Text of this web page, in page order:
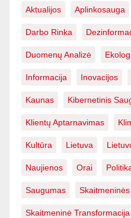
Aktualijos Aplinkosauga
Darbo Rinka
Duomenų Analizė
Informacija Inovacijos
Kaunas Kibernetinis
Klientų Aptarnavimas
Kultūra Lietuva
Naujienos Orai
Saugumas
Skaitmeninė Transformacija